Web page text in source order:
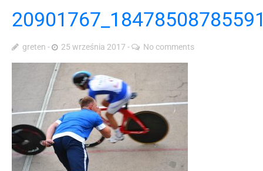
greten 25 września 2017 No comments